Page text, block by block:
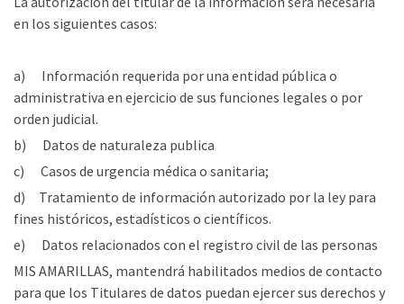
en los siguientes casos:
a) Información requerida por una entidad pública o
administrativa en ejercicio de sus funciones legales o por
orden judicial.
b) Datos de naturaleza publica
c) Casos de urgencia médica o sanitaria;
d) Tratamiento de información autorizado por la ley para
fines históricos, estadísticos o científicos.
e) Datos relacionados con el registro civil de las personas
MIS AMARILLAS, mantendrá habilitados medios de contacto
para que los Titulares de datos puedan ejercer sus derechos y